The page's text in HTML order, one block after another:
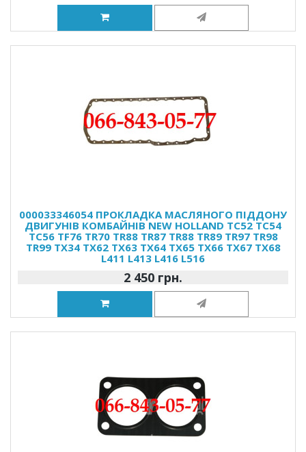
000033346054 ПРОКЛАДКА МАСЛЯНОГО ПІДДОНУ
ДВИГУНІВ КОМБАЙНІВ NEW HOLLAND TC52 TC54
TC56 TF76 TR70 TR88 TR87 TR88 TR89 TR97 TR98
TR99 TX34 TX62 TX63 TX64 TX65 TX66 TX67 TX68
L411 L413 L416 L516
2 450 грн.